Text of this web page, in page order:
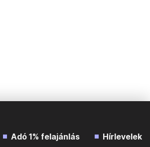
Adó 1% felajánlás Hírlevelek